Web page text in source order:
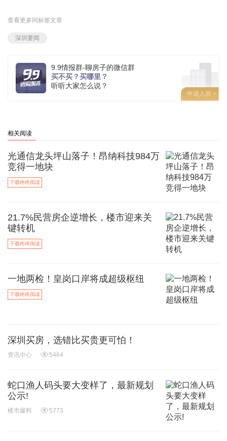
查看更多同标签文章
深圳要闻
9.9情报群-聊房子的微信群
买不买？买哪里？
听听大家怎么说？
申请入群 >
相关阅读
光通信龙头坪山落子！昂纳科技984万
竞得一地块
下载咚咚阅读
21.7%民营房企逆增长，楼市迎来关
键转机
下载咚咚阅读
一地两检！皇岗口岸将成超级枢纽
下载咚咚阅读
深圳买房，选错比买贵更可怕！
资讯中心 5464
蛇口渔人码头要大变样了，最新规划
公示!
楼市爆料 5773